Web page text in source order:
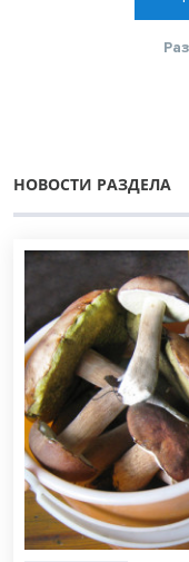
НОВОСТИ РАЗДЕЛА